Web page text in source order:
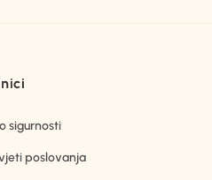
sigurnosti
poslovanja